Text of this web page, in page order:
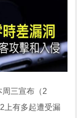
三宣布（2
上有多起遭受漏